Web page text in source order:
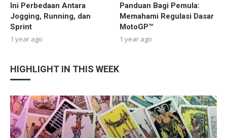
Ini Perbedaan Antara
Jogging, Running, dan
Sprint
1 year ago
Panduan Bagi Pemula:
Memahami Regulasi Dasar
MotoGP™
1 year ago
HIGHLIGHT IN THIS WEEK